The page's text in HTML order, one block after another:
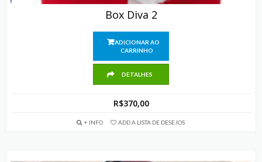
Box Diva 2
ADICIONAR AO
CARRINHO
DETALHES
R$370,00
+ INFO ADD A LISTA DE DESEJOS